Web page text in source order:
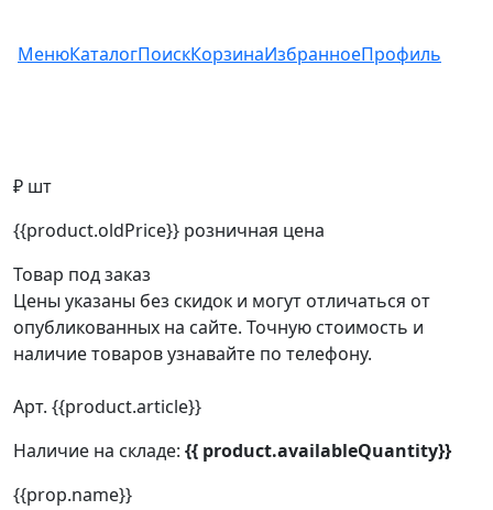
МенюКаталогПоискКорзинаИзбранноеПрофиль
₽ шт
{{product.oldPrice}} розничная цена
Товар под заказ
Цены указаны без скидок и могут отличаться от
опубликованных на сайте. Точную стоимость и
наличие товаров узнавайте по телефону.
Арт. {{product.article}}
Наличие на складе: {{ product.availableQuantity}}
{{prop.name}}